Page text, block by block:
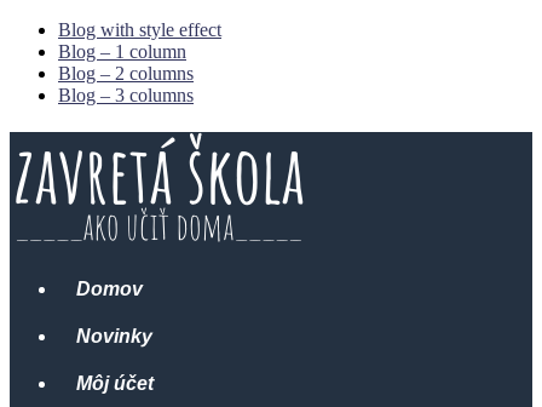
Blog with style effect
Blog – 1 column
Blog – 2 columns
Blog – 3 columns
Domov
Novinky
Môj účet